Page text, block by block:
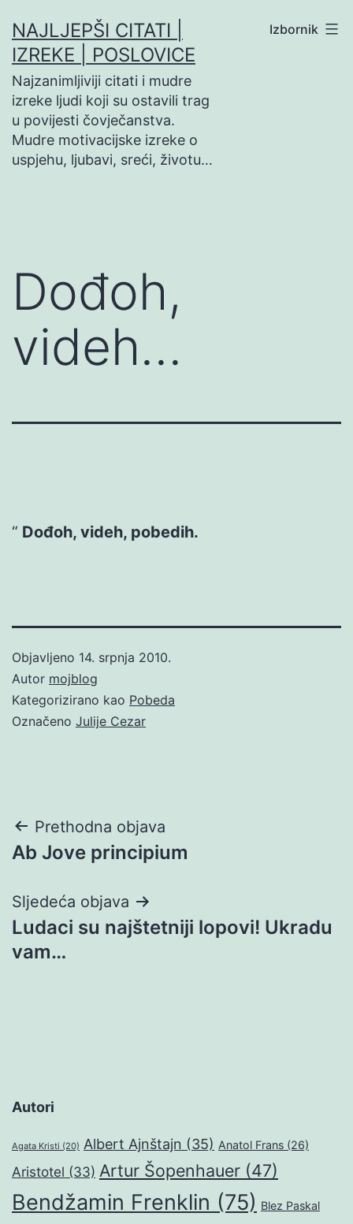
na
sadržaj
NAJLJEPŠI CITATI |
IZREKE | POSLOVICE
Najzanimljiviji citati i mudre
izreke ljudi koji su ostavili trag
u povijesti čovječanstva.
Mudre motivacijske izreke o
uspjehu, ljubavi, sreći, životu…
Izbornik
Dođoh,
videh…
Dođoh, videh, pobedih.
Objavljeno 14. srpnja 2010.
Autor mojblog
Kategorizirano kao Pobeda
Označeno Julije Cezar
Navigacija
objava
Prethodna objava
Ab Jove principium
Sljedeća objava
Ludaci su najštetniji lopovi! Ukradu
vam…
Autori
Agata Kristi (20) Albert Ajnštajn (35) Anatol Frans (26)
Aristotel (33) Artur Šopenhauer (47)
Bendžamin Frenklin (75) Blez Paskal